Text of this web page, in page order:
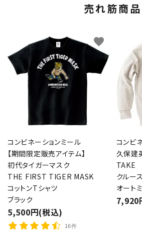
売れ筋商品
コンビネーションミール
【期間限定販売アイテム】
初代タイガーマスク
THE FIRST TIGER MASK
コットンTシャツ
ブラック
5,500円(税込)
16件
favorite
コンビ
久保建
TAKE
クルー
オート
7,920